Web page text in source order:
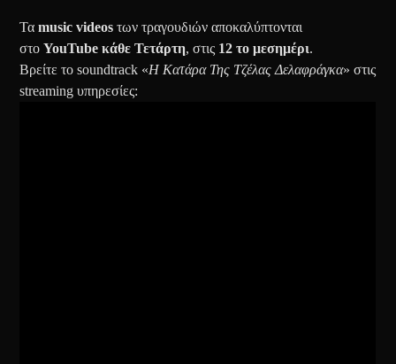
Ταmusic videos των τραγουδιών αποκαλύπτονται
στοYouTube κάθε Τετάρτη, στις 12 το μεσημέρι.
Βρείτε το soundtrack «Η Κατάρα Της Τζέλας Δελαφράγκα» στις
streaming υπηρεσίες: